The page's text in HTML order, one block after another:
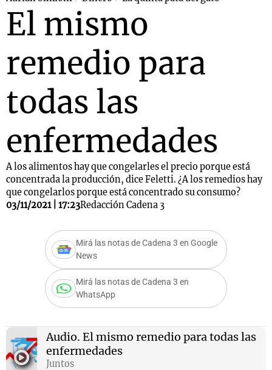
El mismo
remedio para
todas las
enfermedades
A los alimentos hay que congelarles el precio porque está
concentrada la producción, dice Feletti. ¿A los remedios hay
que congelarlos porque está concentrado su consumo?
03/11/2021 | 17:23Redacción Cadena 3
Mirá las notas de Cadena 3 en Google
News
Mirá las notas de Cadena 3 en
WhatsApp
Audio. El mismo remedio para todas las
enfermedades
Juntos